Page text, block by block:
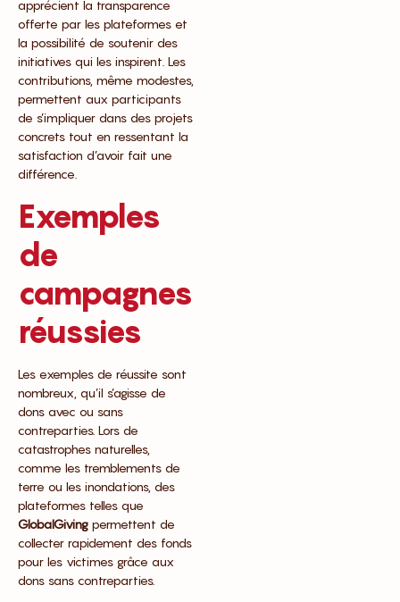
apprécient la transparence
offerte par les plateformes et
la possibilité de soutenir des
initiatives qui les inspirent. Les
contributions, même modestes,
permettent aux participants
de s’impliquer dans des projets
concrets tout en ressentant la
satisfaction d’avoir fait une
différence.
Exemples
de
campagnes
réussies
Les exemples de réussite sont
nombreux, qu’il s’agisse de
dons avec ou sans
contreparties. Lors de
catastrophes naturelles,
comme les tremblements de
terre ou les inondations, des
plateformes telles que
GlobalGiving permettent de
collecter rapidement des fonds
pour les victimes grâce aux
dons sans contreparties.